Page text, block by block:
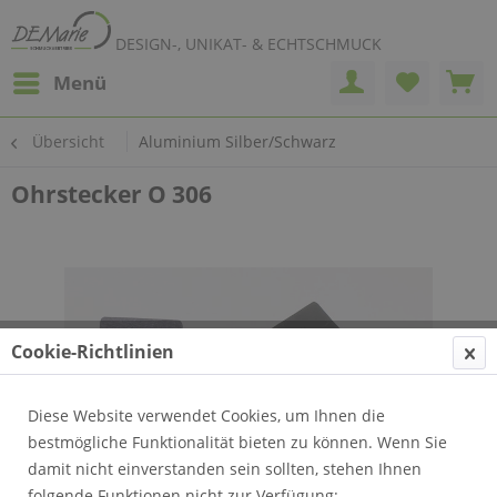
DESIGN-, UNIKAT- & ECHTSCHMUCK
Menü
Übersicht Aluminium Silber/Schwarz
Ohrstecker O 306
Cookie-Richtlinien
Diese Website verwendet Cookies, um Ihnen die
bestmögliche Funktionalität bieten zu können. Wenn Sie
damit nicht einverstanden sein sollten, stehen Ihnen